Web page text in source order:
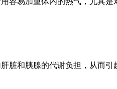
脏和胰腺的代谢负担，从而引